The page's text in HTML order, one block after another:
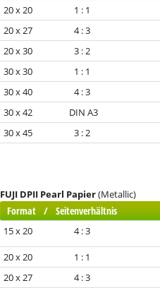
20 x 20 1 : 1
20 x 27 4 : 3
20 x 30 3 : 2
30 x 30 1 : 1
30 x 40 4 : 3
30 x 42 DIN A3
30 x 45 3 : 2
FUJI DPII Pearl Papier(Metallic)
Format / Seitenverhältnis
15 x 20 4 : 3
20 x 20 1 : 1
20 x 27 4 : 3